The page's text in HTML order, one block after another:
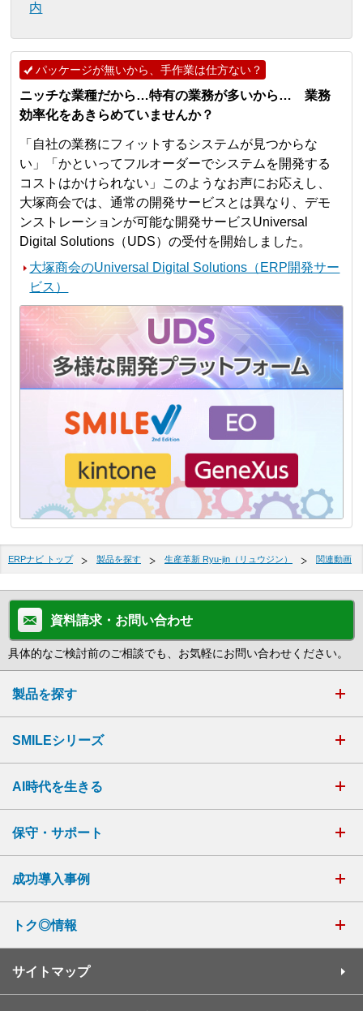
内
パッケージが無いから、手作業は仕方ない？
ニッチな業種だから…特有の業務が多いから… 業務
効率化をあきらめていませんか？
「自社の業務にフィットするシステムが見つからな
い」「かといってフルオーダーでシステムを開発する
コストはかけられない」このようなお声にお応えし、
大塚商会では、通常の開発サービスとは異なり、デモ
ンストレーションが可能な開発サービスUniversal
Digital Solutions（UDS）の受付を開始しました。
大塚商会のUniversal Digital Solutions（ERP開発サー
ビス）
ERPナビ トップ 製品を探す 生産革新 Ryu-jin（リュウジン） 関連動画
資料請求・お問い合わせ
具体的なご検討前のご相談でも、お気軽にお問い合わせください。
製品を探す
SMILEシリーズ
AI時代を生きる
保守・サポート
成功導入事例
トク◎情報
サイトマップ